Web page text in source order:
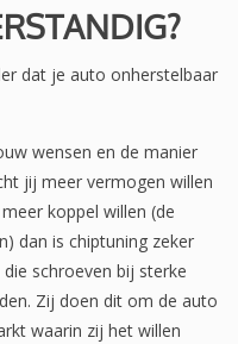
dat je auto onherstelbaar
wensen en de manier
jij meer vermogen willen
koppel willen (de
dan is chiptuning zeker
die schroeven bij sterke
Zij doen dit om de auto
waarin zij het willen